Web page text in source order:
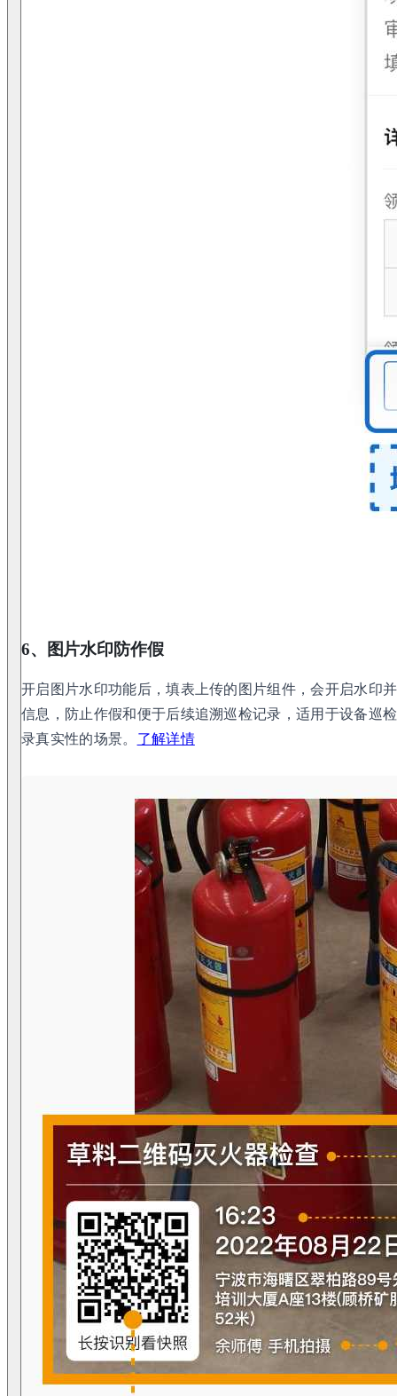
6、图片水印防作假
开启图片水印功能后，填表上传的图片组件，会开启水印
信息，防止作假和便于后续追溯巡检记录，适用于设备巡
录真实性的场景。 了解详情